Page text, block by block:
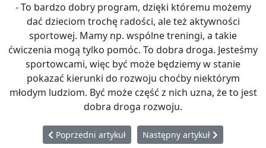
- To bardzo dobry program, dzięki któremu możemy
dać dzieciom trochę radości, ale też aktywności
sportowej. Mamy np. wspólne treningi, a takie
ćwiczenia mogą tylko pomóc. To dobra droga. Jesteśmy
sportowcami, więc być może będziemy w stanie
pokazać kierunki do rozwoju choćby niektórym
młodym ludziom. Być może część z nich uzna, że to jest
dobra droga rozwoju.
Poprzedni artykuł: Psycholog: W pracy z silnym
Poprzedni artykuł Następny artykuł: Jurij
Następny artykuł